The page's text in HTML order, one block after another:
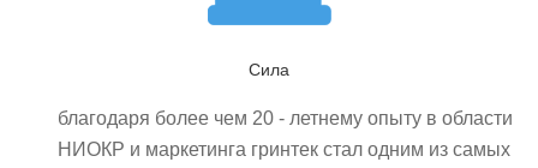
Сила
благодаря более чем 20 - летнему опыту в области
НИОКР и маркетинга гринтек стал одним из самых